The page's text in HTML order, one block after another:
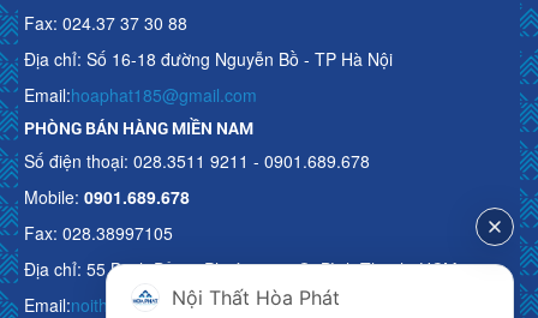
Fax: 024.37 37 30 88
Địa chỉ: Số 16-18 đường Nguyễn Bồ - TP Hà Nội
Email:hoaphat185@gmail.com
PHÒNG BÁN HÀNG MIỀN NAM
Số điện thoại: 028.3511 9211 - 0901.689.678
Mobile: 0901.689.678
Fax: 028.38997105
Địa chỉ: 55 Bạch Đằng, Phường 15, Q. Bình Thạnh, HCM
Email:noithathoaphattot@gmail.com
Nội Thất Hòa Phát